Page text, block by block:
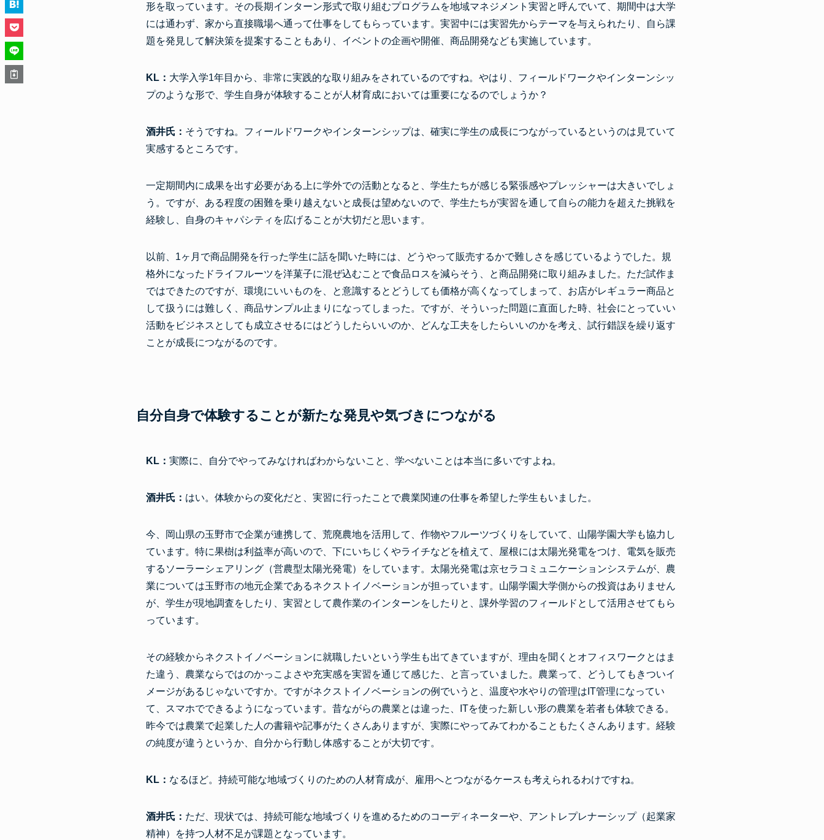
形を取っています。その長期インターン形式で取り組むプログラムを地域マネジメント実習と呼んでいて、期間中は大学
には通わず、家から直接職場へ通って仕事をしてもらっています。実習中には実習先からテーマを与えられたり、自ら課
題を発見して解決策を提案することもあり、イベントの企画や開催、商品開発なども実施しています。
KL： 大学入学1年目から、非常に実践的な取り組みをされているのですね。やはり、フィールドワークやインターンシッ
プのような形で、学生自身が体験することが人材育成においては重要になるのでしょうか？
酒井氏： そうですね。フィールドワークやインターンシップは、確実に学生の成長につながっているというのは見ていて
実感するところです。
一定期間内に成果を出す必要がある上に学外での活動となると、学生たちが感じる緊張感やプレッシャーは大きいでしょ
う。ですが、ある程度の困難を乗り越えないと成長は望めないので、学生たちが実習を通して自らの能力を超えた挑戦を
経験し、自身のキャパシティを広げることが大切だと思います。
以前、1ヶ月で商品開発を行った学生に話を聞いた時には、どうやって販売するかで難しさを感じているようでした。規
格外になったドライフルーツを洋菓子に混ぜ込むことで食品ロスを減らそう、と商品開発に取り組みました。ただ試作ま
ではできたのですが、環境にいいものを、と意識するとどうしても価格が高くなってしまって、お店がレギュラー商品と
して扱うには難しく、商品サンプル止まりになってしまった。ですが、そういった問題に直面した時、社会にとっていい
活動をビジネスとしても成立させるにはどうしたらいいのか、どんな工夫をしたらいいのかを考え、試行錯誤を繰り返す
ことが成長につながるのです。
自分自身で体験することが新たな発見や気づきにつながる
KL： 実際に、自分でやってみなければわからないこと、学べないことは本当に多いですよね。
酒井氏： はい。体験からの変化だと、実習に行ったことで農業関連の仕事を希望した学生もいました。
今、岡山県の玉野市で企業が連携して、荒廃農地を活用して、作物やフルーツづくりをしていて、山陽学園大学も協力し
ています。特に果樹は利益率が高いので、下にいちじくやライチなどを植えて、屋根には太陽光発電をつけ、電気を販売
するソーラーシェアリング（営農型太陽光発電）をしています。太陽光発電は京セラコミュニケーションシステムが、農
業については玉野市の地元企業であるネクストイノベーションが担っています。山陽学園大学側からの投資はありません
が、学生が現地調査をしたり、実習として農作業のインターンをしたりと、課外学習のフィールドとして活用させてもら
っています。
その経験からネクストイノベーションに就職したいという学生も出てきていますが、理由を聞くとオフィスワークとはま
た違う、農業ならではのかっこよさや充実感を実習を通じて感じた、と言っていました。農業って、どうしてもきついイ
メージがあるじゃないですか。ですがネクストイノベーションの例でいうと、温度や水やりの管理はIT管理になってい
て、スマホでできるようになっています。昔ながらの農業とは違った、ITを使った新しい形の農業を若者も体験できる。
昨今では農業で起業した人の書籍や記事がたくさんありますが、実際にやってみてわかることもたくさんあります。経験
の純度が違うというか、自分から行動し体感することが大切です。
KL： なるほど。持続可能な地域づくりのための人材育成が、雇用へとつながるケースも考えられるわけですね。
酒井氏： ただ、現状では、持続可能な地域づくりを進めるためのコーディネーターや、アントレプレナーシップ（起業家
精神）を持つ人材不足が課題となっています。